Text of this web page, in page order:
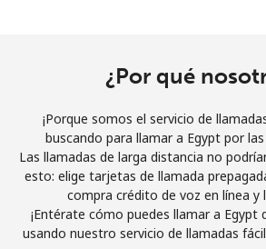
Únete
¡Hola!
Inicia sesión o
¿Por qué
¡Porque somos el servicio de
buscando para llamar a Egypt por
Las llamadas de larga distancia no
esto: elige tarjetas de llamada
compra crédito de voz en línea y
¡Entérate cómo puedes llamar a Egypt
usando nuestro servicio de llamadas